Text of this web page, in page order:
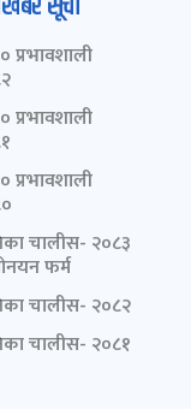
चालीस- २०८३
फर्म
चालीस- २०८२
चालीस- २०८१